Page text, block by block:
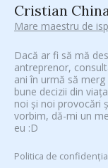
Cristian
Mare maestru de
Dacă ar fi să mă
antreprenor,
ani în urmă să
bune decizii din
noi și noi provocări
vorbim, dă-mi un
eu :D
Politica de